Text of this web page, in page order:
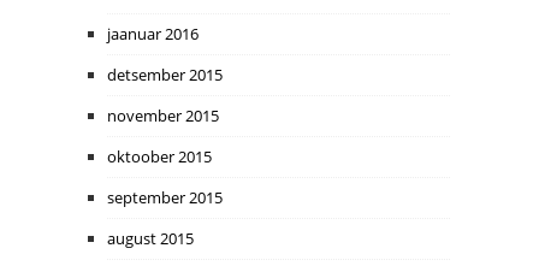
jaanuar 2016
detsember 2015
november 2015
oktoober 2015
september 2015
august 2015